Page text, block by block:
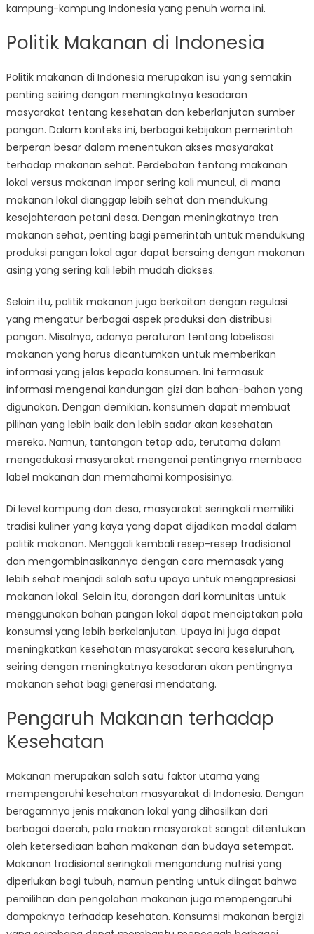
kampung-kampung Indonesia yang penuh warna ini.
Politik Makanan di Indonesia
Politik makanan di Indonesia merupakan isu yang semakin
penting seiring dengan meningkatnya kesadaran
masyarakat tentang kesehatan dan keberlanjutan sumber
pangan. Dalam konteks ini, berbagai kebijakan pemerintah
berperan besar dalam menentukan akses masyarakat
terhadap makanan sehat. Perdebatan tentang makanan
lokal versus makanan impor sering kali muncul, di mana
makanan lokal dianggap lebih sehat dan mendukung
kesejahteraan petani desa. Dengan meningkatnya tren
makanan sehat, penting bagi pemerintah untuk mendukung
produksi pangan lokal agar dapat bersaing dengan makanan
asing yang sering kali lebih mudah diakses.
Selain itu, politik makanan juga berkaitan dengan regulasi
yang mengatur berbagai aspek produksi dan distribusi
pangan. Misalnya, adanya peraturan tentang labelisasi
makanan yang harus dicantumkan untuk memberikan
informasi yang jelas kepada konsumen. Ini termasuk
informasi mengenai kandungan gizi dan bahan-bahan yang
digunakan. Dengan demikian, konsumen dapat membuat
pilihan yang lebih baik dan lebih sadar akan kesehatan
mereka. Namun, tantangan tetap ada, terutama dalam
mengedukasi masyarakat mengenai pentingnya membaca
label makanan dan memahami komposisinya.
Di level kampung dan desa, masyarakat seringkali memiliki
tradisi kuliner yang kaya yang dapat dijadikan modal dalam
politik makanan. Menggali kembali resep-resep tradisional
dan mengombinasikannya dengan cara memasak yang
lebih sehat menjadi salah satu upaya untuk mengapresiasi
makanan lokal. Selain itu, dorongan dari komunitas untuk
menggunakan bahan pangan lokal dapat menciptakan pola
konsumsi yang lebih berkelanjutan. Upaya ini juga dapat
meningkatkan kesehatan masyarakat secara keseluruhan,
seiring dengan meningkatnya kesadaran akan pentingnya
makanan sehat bagi generasi mendatang.
Pengaruh Makanan terhadap
Kesehatan
Makanan merupakan salah satu faktor utama yang
mempengaruhi kesehatan masyarakat di Indonesia. Dengan
beragamnya jenis makanan lokal yang dihasilkan dari
berbagai daerah, pola makan masyarakat sangat ditentukan
oleh ketersediaan bahan makanan dan budaya setempat.
Makanan tradisional seringkali mengandung nutrisi yang
diperlukan bagi tubuh, namun penting untuk diingat bahwa
pemilihan dan pengolahan makanan juga mempengaruhi
dampaknya terhadap kesehatan. Konsumsi makanan bergizi